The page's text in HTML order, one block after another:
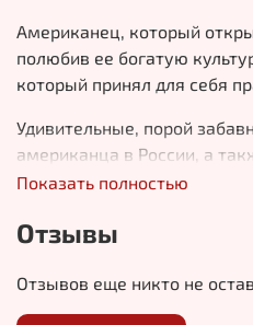
Американец, который
полюбив ее богатую
который принял для себя
Удивительные, порой
американца в России, а
поэзия А.С. Пушкина в
Показать полностью
Отзывы
Отзывов еще никто не